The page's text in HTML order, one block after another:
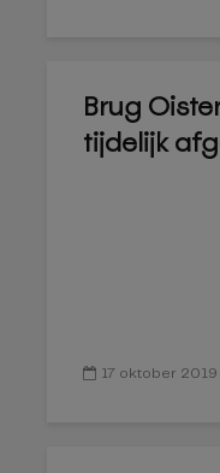
Brug
tijdelijk
17 oktober 2019